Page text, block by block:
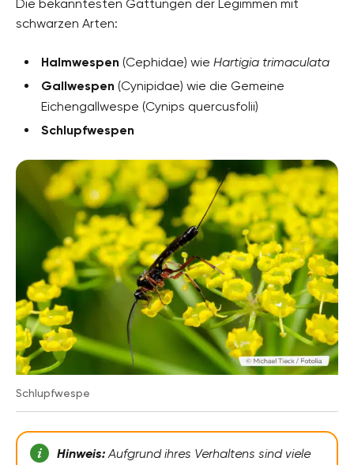
Die bekanntesten Gattungen der Legimmen mit
schwarzen Arten:
Halmwespen (Cephidae) wie Hartigia trimaculata
Gallwespen (Cynipidae) wie die Gemeine
Eichengallwespe (Cynips quercusfolii)
Schlupfwespen
Schlupfwespe
Hinweis:Aufgrund ihres Verhaltens sind viele